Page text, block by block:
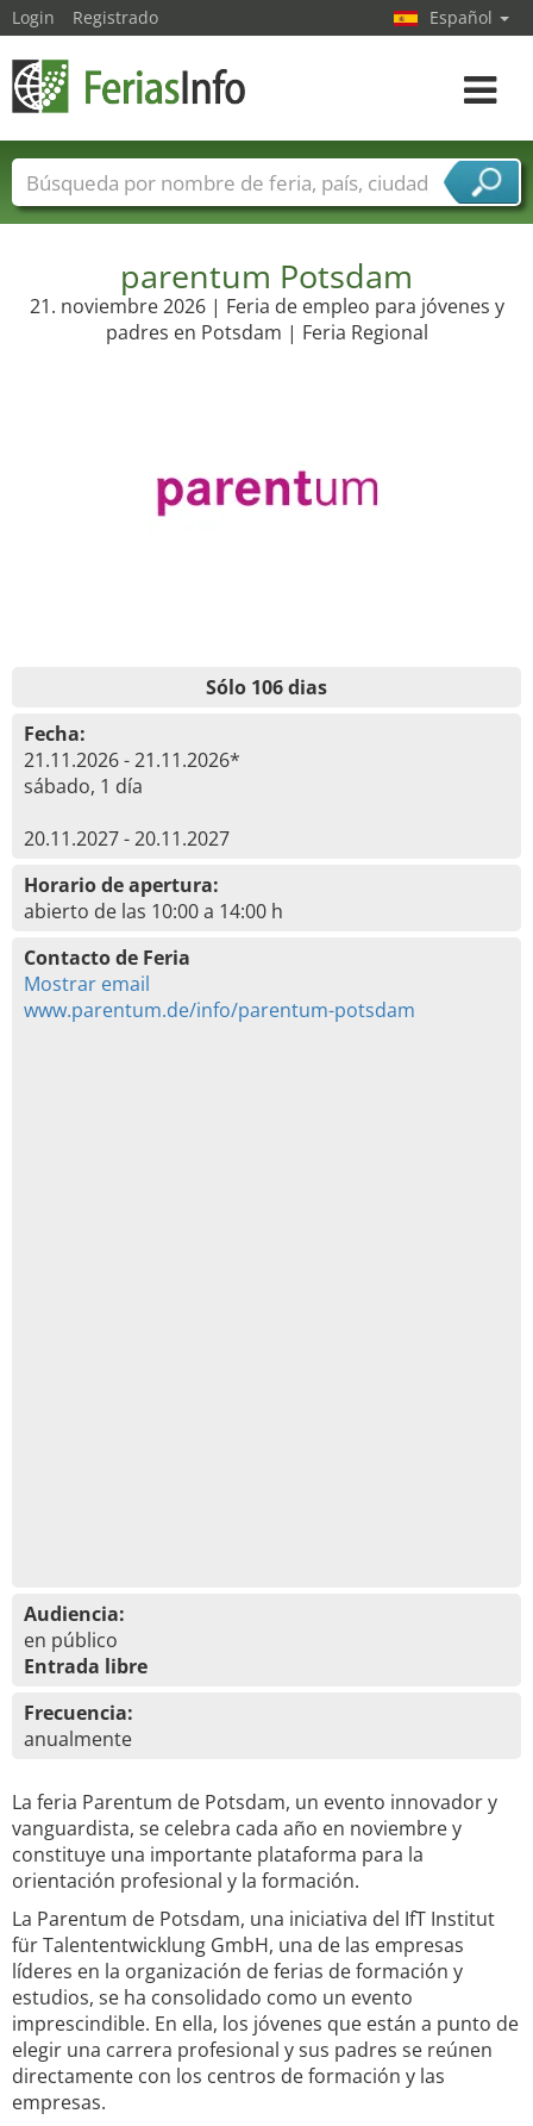
parentum Potsdam
21. noviembre 2026 | Feria de empleo para jóvenes y
padres en Potsdam | Feria Regional
Sólo 106 dias
Fecha:
21.11.2026 - 21.11.2026*
sábado, 1 día
20.11.2027 - 20.11.2027
Horario de apertura:
abierto de las 10:00 a 14:00 h
Contacto de Feria
Mostrar email
www.parentum.de/info/parentum-potsdam
Audiencia:
en público
Entrada libre
Frecuencia:
anualmente
La feria Parentum de Potsdam, un evento innovador y
vanguardista, se celebra cada año en noviembre y
constituye una importante plataforma para la
orientación profesional y la formación.
La Parentum de Potsdam, una iniciativa del IfT Institut
für Talententwicklung GmbH, una de las empresas
líderes en la organización de ferias de formación y
estudios, se ha consolidado como un evento
imprescindible. En ella, los jóvenes que están a punto de
elegir una carrera profesional y sus padres se reúnen
directamente con los centros de formación y las
empresas.
Login Registrado Español
toggle
Nombres de ferias Países
Ciudades
Sectores de proveedor de servicios